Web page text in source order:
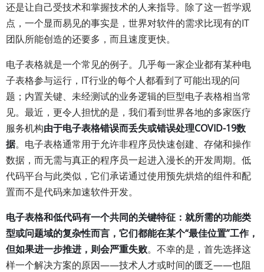
还是让自己受技术和掌握技术的人来指导。除了这一哲学观
点，一个显而易见的事实是，世界对软件的需求比现有的IT
团队所能创造的还要多，而且速度更快。
电子表格就是一个常见的例子。几乎每一家企业都有某种电
子表格参与运行，IT行业的每个人都看到了可能出现的问
题；内置关键、未经测试的业务逻辑的巨型电子表格相当常
见。最近，更令人担忧的是，我们看到世界各地的多家医疗
服务机构由于电子表格错误而丢失或错误处理COVID-19数
据。电子表格通常用于允许非程序员快速创建、存储和操作
数据，而无需与真正的程序员一起进入漫长的开发周期。低
代码平台与此类似，它们承诺通过使用预先烘焙的组件和配
置而不是代码来加速软件开发。
电子表格和低代码有一个共同的关键特征：就所需的功能类
型或问题域的复杂性而言，它们都能在某个“最佳位置”工作，
但如果进一步推进，则会严重失败。不幸的是，首先选择这
样一个解决方案的原因——技术人才或时间的匮乏——也阻